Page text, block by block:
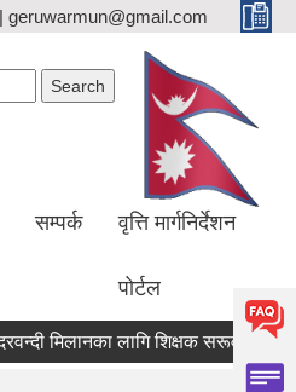
geruwarmun@gmail.com
सम्पर्क वृत्ति मार्गनिर्देशन
पोर्टल
मिलानका लागि शिक्षक सरूवा सम्बन्धि